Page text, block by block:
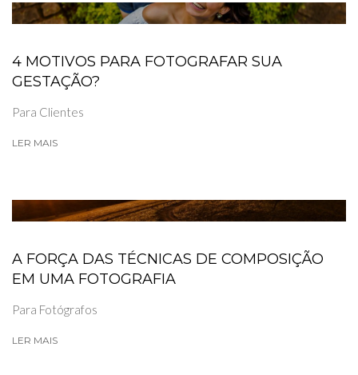
4 MOTIVOS PARA FOTOGRAFAR SUA
GESTAÇÃO?
Para Clientes
LER MAIS
A FORÇA DAS TÉCNICAS DE COMPOSIÇÃO
EM UMA FOTOGRAFIA
Para Fotógrafos
LER MAIS